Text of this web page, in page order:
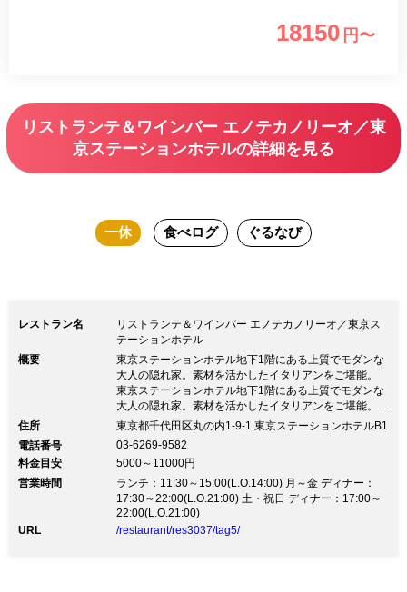
18150 円〜
リストランテ＆ワインバー エノテカノリーオ／東
京ステーションホテルの詳細を見る
一休 食べログ ぐるなび
レストラン名
リストランテ＆ワインバー エノテカノリーオ／東京ス
テーションホテル
概要
東京ステーションホテル地下1階にある上質でモダンな
大人の隠れ家。素材を活かしたイタリアンをご堪能。
東京ステーションホテル地下1階にある上質でモダンな
大人の隠れ家。素材を活かしたイタリアンをご堪能。
【丸の内の中心にありながら喧騒から離れたモダン＆レ
ダン＆レトロな落ち着いた雰囲気。 東京ステーション
ホテル内という東京駅直結の好アクセスにありながら地
下に足を運んで頂くと丸の内の喧騒から離れた落ち着い
た雰囲気の空間が広がります。 リストランテゾーンの
テーブル席とワインバーゾーンのカウンター席、そして
北イタリア料理をベースにしたモダンイタリアンの料理
住所
東京都千代田区丸の内1-9-1 東京ステーションホテルB1
電話番号
03-6269-9582
料金目安
5000～11000円
営業時間
ランチ：11:30～15:00(L.O.14:00) 月～金 ディナー：
17:30～22:00(L.O.21:00) 土・祝日 ディナー：17:00～
22:00(L.O.21:00)
URL
/restaurant/res3037/tag5/